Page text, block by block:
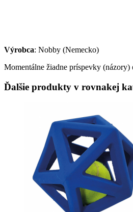
Výrobca: Nobby (Nemecko)
Momentálne žiadne príspevky (názory)
Ďalšie produkty v rovnakej